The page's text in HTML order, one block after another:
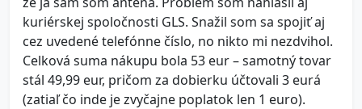
kuriérskej spoločnosti GLS. Snažil som sa spojiť aj
cez uvedené telefónne číslo, no nikto mi nezdvihol.
Celková suma nákupu bola 53 eur – samotný tovar
stál 49,99 eur, pričom za dobierku účtovali 3 eurá
(zatiaľ čo inde je zvyčajne poplatok len 1 euro).